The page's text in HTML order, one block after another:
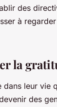
des
à
la
dans leur vie
des